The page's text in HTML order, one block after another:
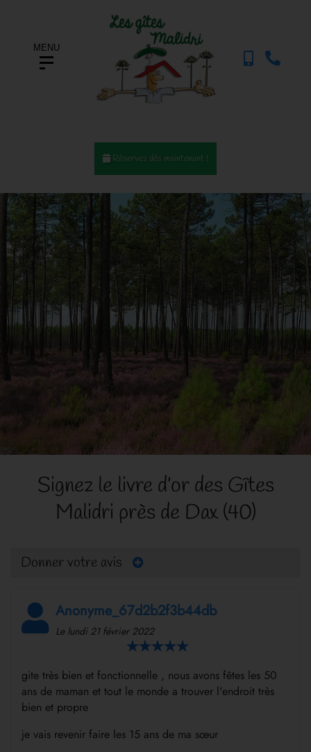
MENU
Réservez dès maintenant !
Signez le livre d’or des Gîtes
Malidri près de Dax (40)
Donner votre avis
Anonyme_67d2b2f3b44db
Le lundi 21 février 2022
gite très bien et fonctionnelle , nous avons fêtes les 50
ans de maman et tout le monde a trouver l'endroit très
bien et propre
je vais revenir faire les 15 ans de ma sœur